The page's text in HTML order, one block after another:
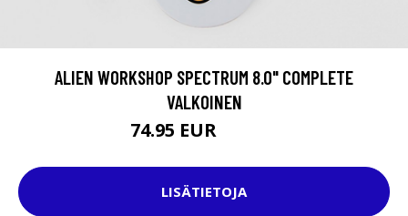
ALIEN WORKSHOP SPECTRUM 8.0" COMPLETE
VALKOINEN
74.95 EUR
LISÄTIETOJA